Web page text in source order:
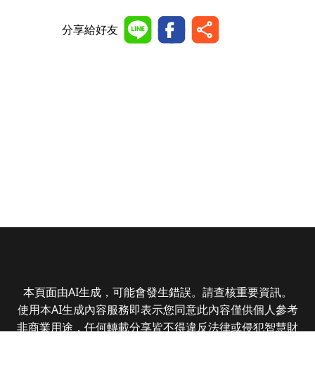
分享給好友
本頁面由AI生成，可能會發生錯誤。請查核重要資訊。
使用本AI生成內容服務即表示您同意此內容僅供個人參考
非商業用途，任何轉載分享皆不得違反法律或侵犯智慧財